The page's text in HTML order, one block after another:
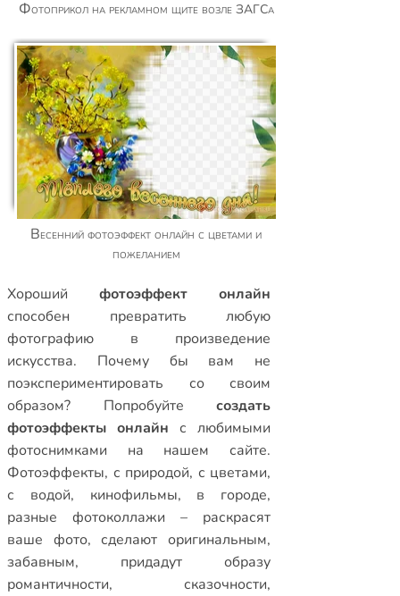
Фотоприкол на рекламном щите возле ЗАГСа
Весенний фотоэффект онлайн с цветами и
пожеланием
Xорошийфотоэффект онлайн
способен превратить любую
фотографию в произведение
искусства. Почему бы вам не
поэкспериментировать со своим
образом? Попробуйтесоздать
фотоэффекты онлайн с любимыми
фотоснимками на нашем сайте.
Фотоэффекты, с природой, с цветами,
с водой, кинофильмы, в городе,
разные фотоколлажи – раскрасят
ваше фото, сделают оригинальным,
забавным, придадут образу
романтичности, сказочности,